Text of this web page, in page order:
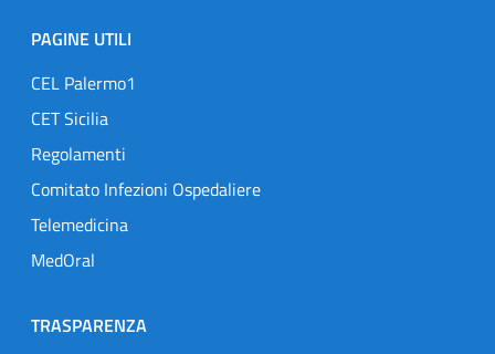
PAGINE UTILI
CEL Palermo1
CET Sicilia
Regolamenti
Comitato Infezioni Ospedaliere
Telemedicina
MedOral
TRASPARENZA